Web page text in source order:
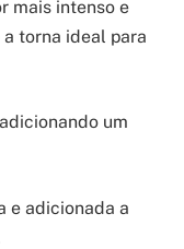
mais intenso e
torna ideal para
um
e adicionada a